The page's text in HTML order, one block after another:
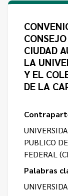
Concursos
Acceso a
Pedido de
Plan de
Recursos y
Repositorio
Programa
Cuento con
Transparencia
Contacto
CIUDAD
LA
Y EL
DE LA
PUBLICO
FEDERAL
Palabras